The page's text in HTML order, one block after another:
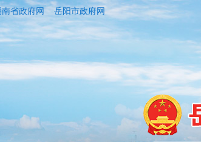
南省政府网 岳阳市政府网